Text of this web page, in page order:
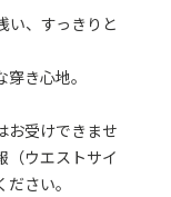
、すっきりと
き心地。
お受けできませ
（ウエストサイ
さい。